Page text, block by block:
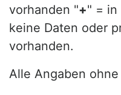
vorhanden "+" = in
keine Daten oder
vorhanden.
Alle Angaben ohne